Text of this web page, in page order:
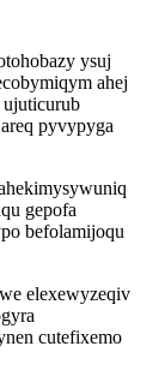
ysuj
ahej
ujuticurub
pyvypyga
gepofa
befolamijoqu
elexewyzeqiv
cutefixemo